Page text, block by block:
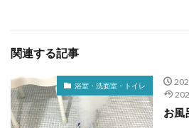
関連する記事
浴室・洗面室・トイレ
お風